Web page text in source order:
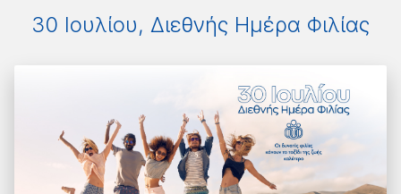
30 Ιουλίου, Διεθνής Ημέρα Φιλίας